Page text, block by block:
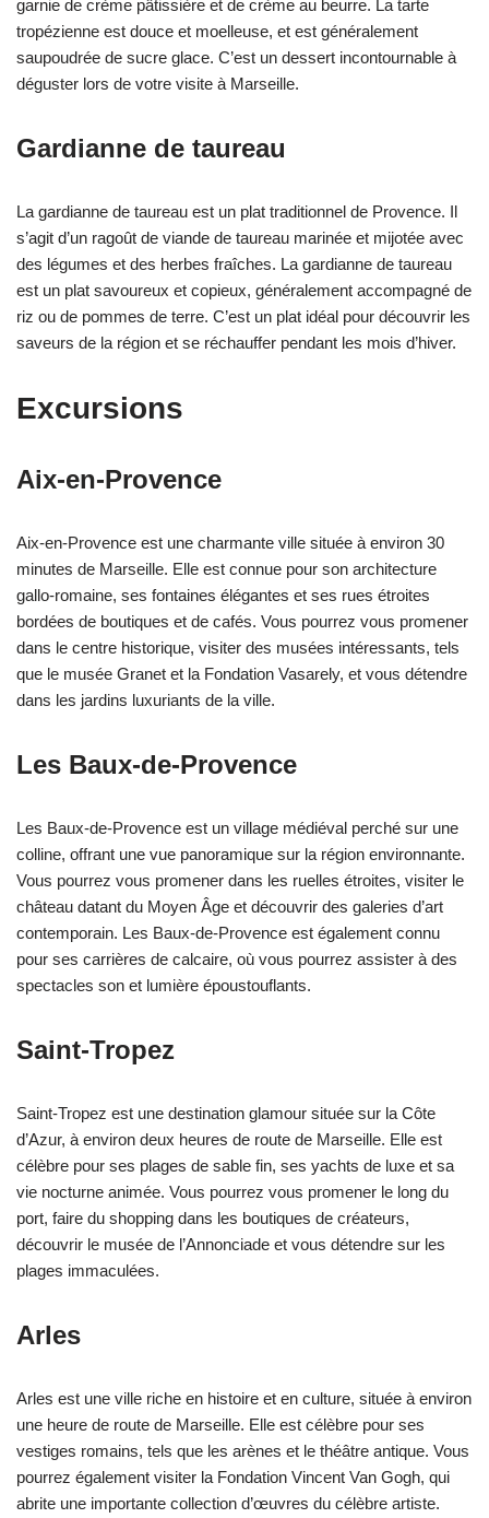
garnie de crème pâtissière et de crème au beurre. La tarte
tropézienne est douce et moelleuse, et est généralement
saupoudrée de sucre glace. C’est un dessert incontournable à
déguster lors de votre visite à Marseille.
Gardianne de taureau
La gardianne de taureau est un plat traditionnel de Provence. Il
s’agit d’un ragoût de viande de taureau marinée et mijotée avec
des légumes et des herbes fraîches. La gardianne de taureau
est un plat savoureux et copieux, généralement accompagné de
riz ou de pommes de terre. C’est un plat idéal pour découvrir les
saveurs de la région et se réchauffer pendant les mois d’hiver.
Excursions
Aix-en-Provence
Aix-en-Provence est une charmante ville située à environ 30
minutes de Marseille. Elle est connue pour son architecture
gallo-romaine, ses fontaines élégantes et ses rues étroites
bordées de boutiques et de cafés. Vous pourrez vous promener
dans le centre historique, visiter des musées intéressants, tels
que le musée Granet et la Fondation Vasarely, et vous détendre
dans les jardins luxuriants de la ville.
Les Baux-de-Provence
Les Baux-de-Provence est un village médiéval perché sur une
colline, offrant une vue panoramique sur la région environnante.
Vous pourrez vous promener dans les ruelles étroites, visiter le
château datant du Moyen Âge et découvrir des galeries d’art
contemporain. Les Baux-de-Provence est également connu
pour ses carrières de calcaire, où vous pourrez assister à des
spectacles son et lumière époustouflants.
Saint-Tropez
Saint-Tropez est une destination glamour située sur la Côte
d’Azur, à environ deux heures de route de Marseille. Elle est
célèbre pour ses plages de sable fin, ses yachts de luxe et sa
vie nocturne animée. Vous pourrez vous promener le long du
port, faire du shopping dans les boutiques de créateurs,
découvrir le musée de l’Annonciade et vous détendre sur les
plages immaculées.
Arles
Arles est une ville riche en histoire et en culture, située à environ
une heure de route de Marseille. Elle est célèbre pour ses
vestiges romains, tels que les arènes et le théâtre antique. Vous
pourrez également visiter la Fondation Vincent Van Gogh, qui
abrite une importante collection d’œuvres du célèbre artiste.